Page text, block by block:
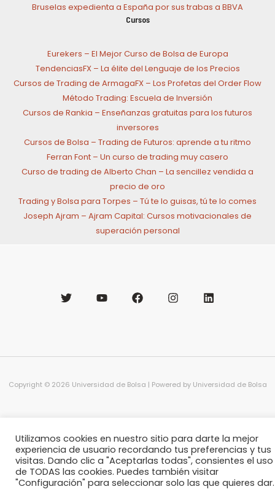
Bruselas expedienta a España por sus trabas a BBVA
Cursos
Eurekers – El Mejor Curso de Bolsa de Europa
TendenciasFX – La élite del Lenguaje de los Precios
Cursos de Trading de ArmagaFX – Los Profetas del Order Flow
Método Trading: Escuela de Inversión
Cursos de Rankia – Enseñanzas gratuitas para los futuros
inversores
Cursos de Bolsa – Trading de Futuros: aprende a tu ritmo
Ferran Font – Un curso de trading muy casero
Curso de trading de Alberto Chan – La sencillez vendida a
precio de oro
Trading y Bolsa para Torpes – Tú te lo guisas, tú te lo comes
Joseph Ajram – Ajram Capital: Cursos motivacionales de
superación personal
Copyright © 2026 Universidad de Bolsa | Powered by Universidad de Bolsa
Utilizamos cookies en nuestro sitio para darte la mejor
experiencia de usuario recordando tus preferencias y tus
visitas. Dando clic a "Aceptarlas todas", consientes el uso
de TODAS las cookies. Puedes también visitar
"Configuración" para seleccionar solo las que quieres dar.